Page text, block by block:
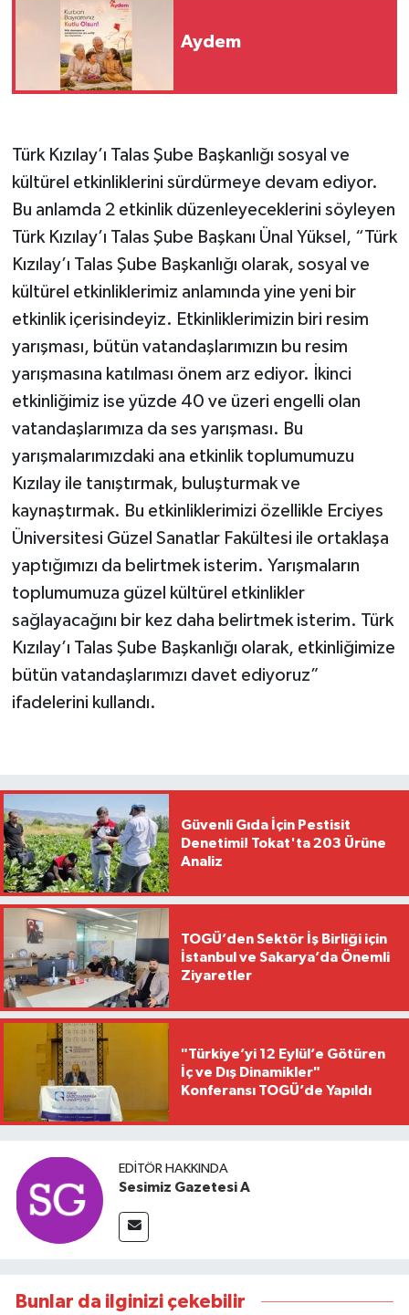
Aydem
Türk Kızılay’ı Talas Şube Başkanlığı sosyal ve
kültürel etkinliklerini sürdürmeye devam ediyor.
Bu anlamda 2 etkinlik düzenleyeceklerini söyleyen
Türk Kızılay’ı Talas Şube Başkanı Ünal Yüksel, “Türk
Kızılay’ı Talas Şube Başkanlığı olarak, sosyal ve
kültürel etkinliklerimiz anlamında yine yeni bir
etkinlik içerisindeyiz. Etkinliklerimizin biri resim
yarışması, bütün vatandaşlarımızın bu resim
yarışmasına katılması önem arz ediyor. İkinci
etkinliğimiz ise yüzde 40 ve üzeri engelli olan
vatandaşlarımıza da ses yarışması. Bu
yarışmalarımızdaki ana etkinlik toplumumuzu
Kızılay ile tanıştırmak, buluşturmak ve
kaynaştırmak. Bu etkinliklerimizi özellikle Erciyes
Üniversitesi Güzel Sanatlar Fakültesi ile ortaklaşa
yaptığımızı da belirtmek isterim. Yarışmaların
toplumumuza güzel kültürel etkinlikler
sağlayacağını bir kez daha belirtmek isterim. Türk
Kızılay’ı Talas Şube Başkanlığı olarak, etkinliğimize
bütün vatandaşlarımızı davet ediyoruz”
ifadelerini kullandı.
Güvenli Gıda İçin Pestisit
Denetimi! Tokat'ta 203 Ürüne
Analiz
TOGÜ’den Sektör İş Birliği için
İstanbul ve Sakarya’da Önemli
Ziyaretler
"Türkiye’yi 12 Eylül’e Götüren
İç ve Dış Dinamikler"
Konferansı TOGÜ’de Yapıldı
EDITÖR HAKKINDA
Sesimiz Gazetesi A
Bunlar da ilginizi çekebilir